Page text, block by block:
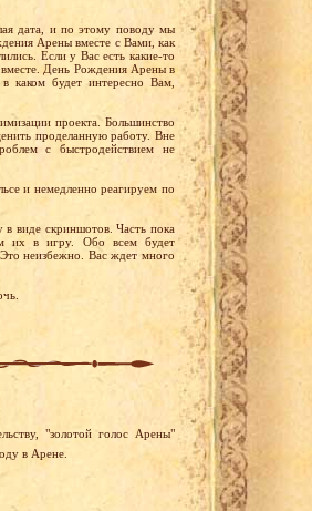
дата, и по этому поводу мы
Арены вместе с Вами, как
Если у Вас есть какие-то
День Рождения Арены в
каком будет интересно Вам,
проекта. Большинство
проделанную работу. Вне
с быстродействием не
и немедленно реагируем по
виде скриншотов. Часть пока
их в игру. Обо всем будет
неизбежно. Вас ждет много
"золотой голос Арены"
в Арене.